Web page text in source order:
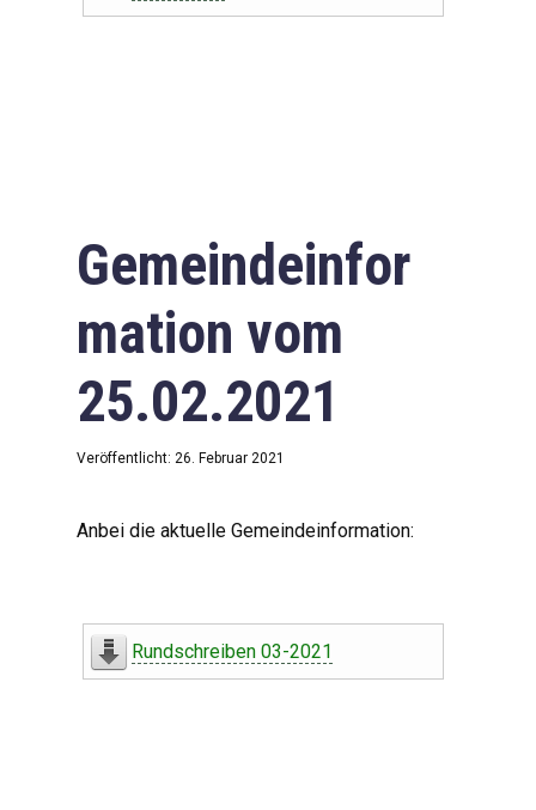
Downloads
Impressum
Datenschutzerklärung
Gemeindeinfor
mation vom
25.02.2021
Veröffentlicht: 26. Februar 2021
Anbei die aktuelle Gemeindeinformation:
Rundschreiben 03-2021